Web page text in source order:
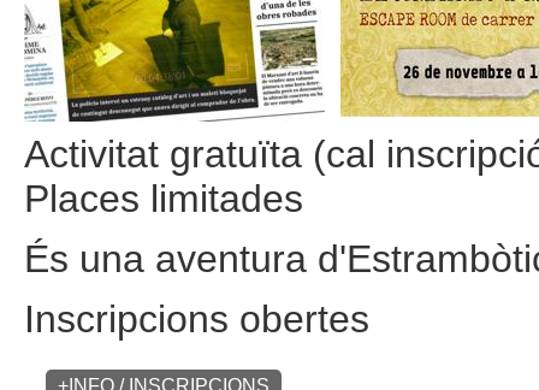
Activitat gratuïta (cal
Places limitades
És una aventura
Inscripcions obertes
+INFO / INSCRIPCIONS